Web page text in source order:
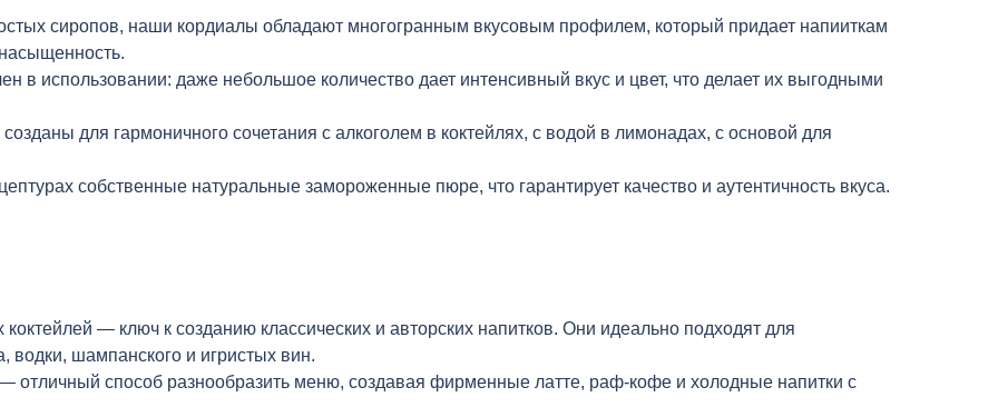
сиропов, наши кордиалы обладают многогранным вкусовым профилем, который придает напииткам
в использовании: даже небольшое количество дает интенсивный вкус и цвет, что делает их выгодными
для гармоничного сочетания с алкоголем в коктейлях, с водой в лимонадах, с основой для
собственные натуральные замороженные пюре, что гарантирует качество и аутентичность вкуса.
— ключ к созданию классических и авторских напитков. Они идеально подходят для
водки, шампанского и игристых вин.
отличный способ разнообразить меню, создавая фирменные латте, раф-кофе и холодные напитки с